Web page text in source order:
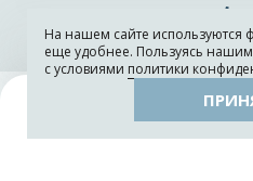
Каталог
Разработка и
На нашем сайте используются
еще удобнее. Пользуясь
с условиями политики